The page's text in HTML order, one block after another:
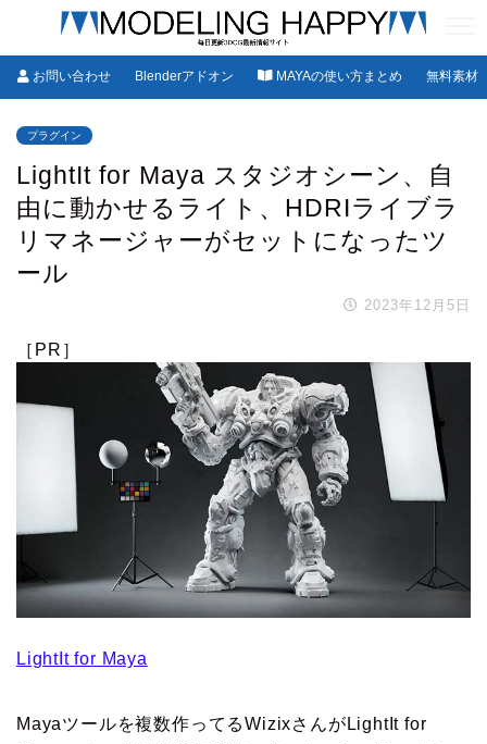
お問い合わせ Blenderアドオン MAYAの使い方まとめ 無料素材
プラグイン
LightIt for Maya スタジオシーン、自
由に動かせるライト、HDRIライブラ
リマネージャーがセットになったツ
ール
2023年12月5日
［PR］
LightIt for Maya
Mayaツールを複数作ってるWizixさんがLightIt for